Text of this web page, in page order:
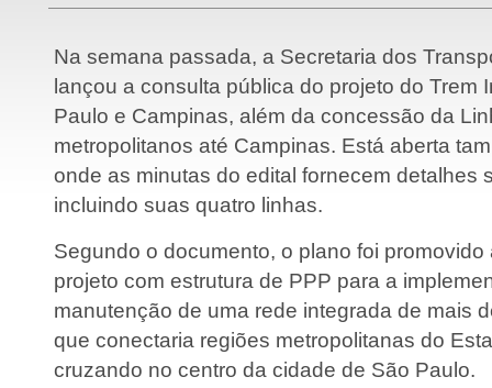
Na semana passada, a Secretaria dos
lançou a consulta pública do projeto do Trem
Paulo e Campinas, além da concessão da
metropolitanos até Campinas. Está aberta
onde as minutas do edital fornecem detalhes
incluindo suas quatro linhas.
Segundo o documento, o plano foi
projeto com estrutura de PPP para a
manutenção de uma rede integrada de mais
que conectaria regiões metropolitanas do
cruzando no centro da cidade de São Paulo.